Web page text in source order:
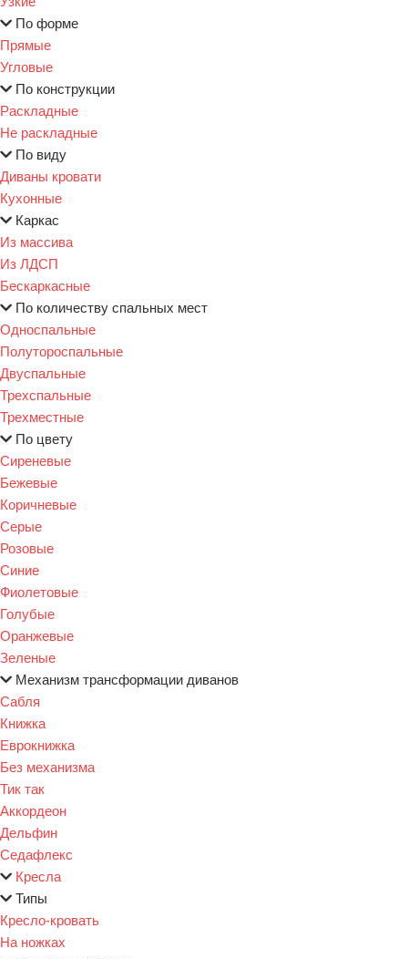
По форме
Прямые
Угловые
По конструкции
Раскладные
Не раскладные
По виду
Диваны кровати
Кухонные
Каркас
Из массива
Из ЛДСП
Бескаркасные
По количеству спальных мест
Односпальные
Полутороспальные
Двуспальные
Трехспальные
Трехместные
По цвету
Сиреневые
Бежевые
Коричневые
Серые
Розовые
Синие
Фиолетовые
Голубые
Оранжевые
Зеленые
Механизм трансформации диванов
Сабля
Книжка
Еврокнижка
Без механизма
Тик так
Аккордеон
Дельфин
Седафлекс
Кресла
Типы
Кресло-кровать
На ножках